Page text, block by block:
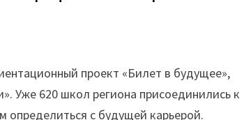
проект «Билет в будущее»,
Уже 620 школ региона присоединились к
определиться с будущей карьерой.